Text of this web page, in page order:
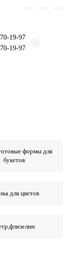
19-97
19-97
формы для
букетов
для цветов